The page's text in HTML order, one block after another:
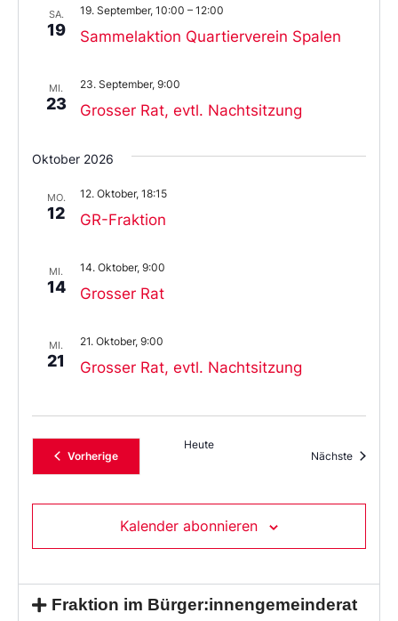
SA.
19 Sammelaktion Quartierverein Spalen
19. September, 10:00 – 12:00
MI.
23 Grosser Rat, evtl. Nachtsitzung
23. September, 9:00
Oktober 2026
MO.
12 GR-Fraktion
12. Oktober, 18:15
MI.
14 Grosser Rat
14. Oktober, 9:00
MI.
21 Grosser Rat, evtl. Nachtsitzung
21. Oktober, 9:00
VorherigeVeranstaltungen
Heute
Nächste
Kalender abonnieren
Fraktion im Bürger:innengemeinderat